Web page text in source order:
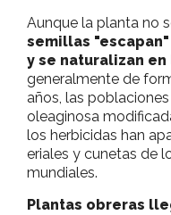
Aunque la planta no
semillas
y se naturalizan
generalmente de
años, las
oleaginosa
los herbicidas han
eriales y cunetas de
mundiales.
Plantas obreras